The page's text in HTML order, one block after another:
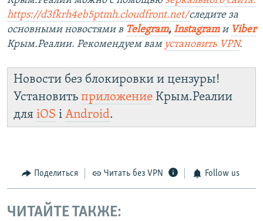
https://d3fkrh4eb5ptmh.cloudfront.net/следите за
основными новостями в Telegram, Instagram и Viber
Крым.Реалии. Рекомендуем вам установить VPN.
Новости без блокировки и цензуры!
Установить приложение Крым.Реалии
для iOS і Android.
Поделиться Читать без VPN Follow us
ЧИТАЙТЕ ТАКЖЕ: